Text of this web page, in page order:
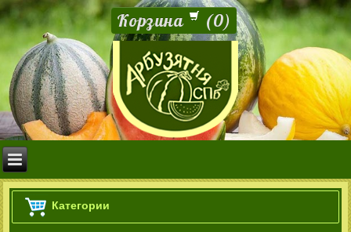
Корзина (0)
Категории